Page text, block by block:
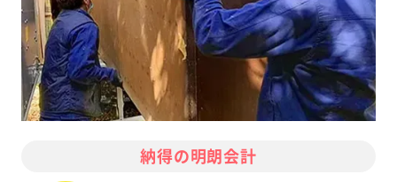
納得の明朗会計